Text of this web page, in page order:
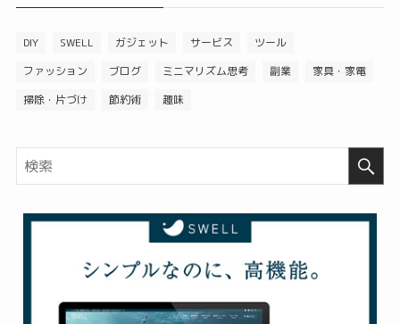
DIY SWELL ガジェット サービス
ツール
ファッション
ブログ ミニマリズム思考 副業
家具・家電
掃除・片づけ
節約術 趣味